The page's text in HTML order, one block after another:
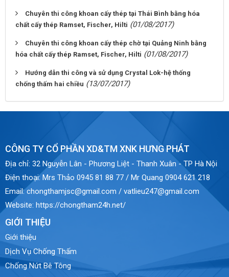
Chuyên thi công khoan cấy thép tại Thái Bình bằng hóa
chất cấy thép Ramset, Fischer, Hilti (01/08/2017)
Chuyên thi công khoan cấy thép chờ tại Quảng Ninh bằng
hóa chất cấy thép Ramset, Fischer, Hilti (01/08/2017)
Hướng dẫn thi công và sử dụng Crystal Lok-hệ thống
chống thấm hai chiều (13/07/2017)
CÔNG TY CỔ PHẦN XD&TM XNK HƯNG PHÁT
Địa chỉ: 32 Nguyễn Lân - Phương Liệt - Thanh Xuân - TP Hà Nội
Điện thoại: Mrs Thảo 0945 81 88 77 / Mr Quang 0904 621 218
Email:chongthamjsc@gmail.com / vatlieu247@gmail.com
Website: https://chongtham24h.net/
GIỚI THIỆU
Giới thiệu
Dịch Vụ Chống Thấm
Chống Nứt Bê Tông